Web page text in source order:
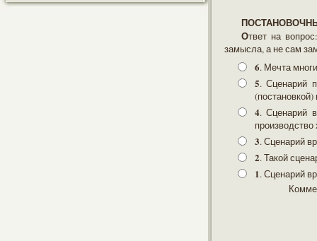
Ответ на вопрос: заинтересует ли представленный вариант истории (именно такое воплощение
замысла, а не сам
6. Мечта
5. Сценарий
(постановкой)
4. Сценарий
3. Сценарий
2. Такой
1. Сценарий